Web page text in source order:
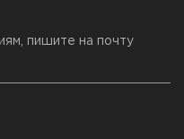
пишите на почту